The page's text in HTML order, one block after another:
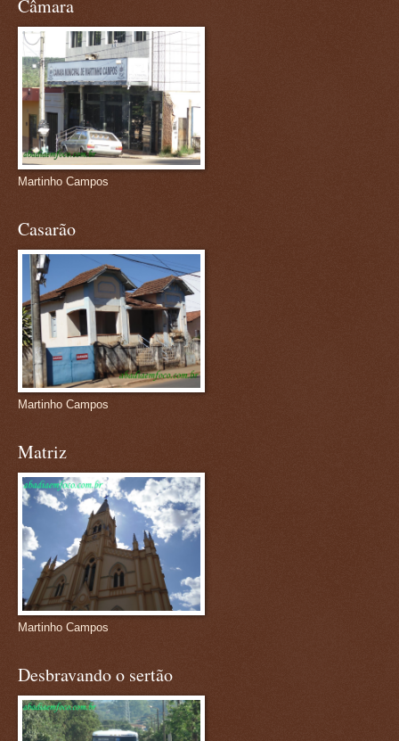
Câmara
Martinho Campos
Casarão
Martinho Campos
Matriz
Martinho Campos
Desbravando o sertão